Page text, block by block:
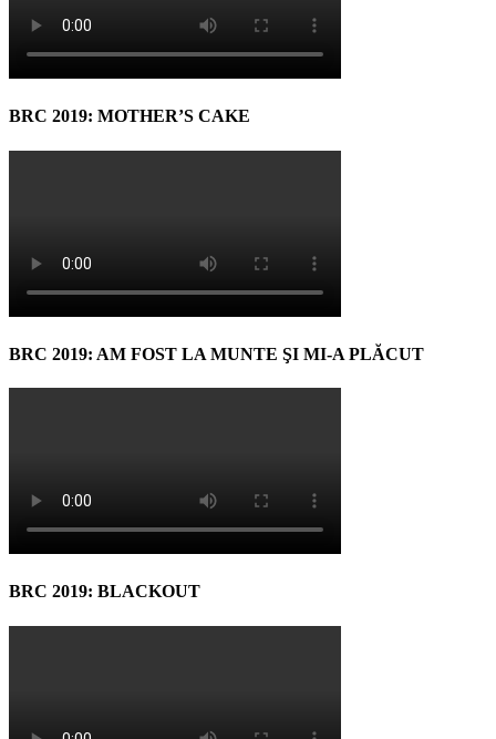
BRC 2019: MOTHER’S CAKE
BRC 2019: AM FOST LA MUNTE ŞI MI-A PLĂCUT
BRC 2019: BLACKOUT